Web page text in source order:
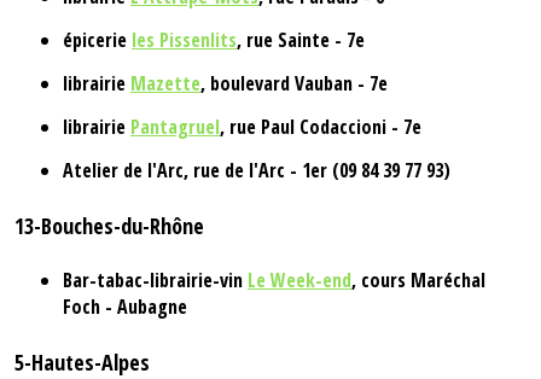
épicerie les Pissenlits, rue Sainte - 7e
librairie Mazette, boulevard Vauban - 7e
librairie Pantagruel, rue Paul Codaccioni - 7e
Atelier de l'Arc, rue de l'Arc - 1er (09 84 39 77 93)
13-Bouches-du-Rhône
Bar-tabac-librairie-vin Le Week-end, cours Maréchal
Foch - Aubagne
5-Hautes-Alpes